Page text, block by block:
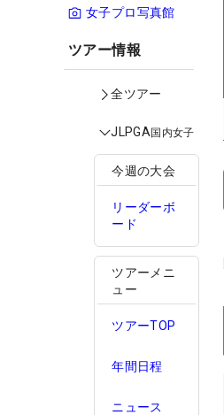
女子プロ写真館
ツアー情報
全ツアー
JLPGA国内女子
今週の大会
リーダーボ
ード
ツアーメニ
ュー
ツアーTOP
年間日程
ニュース